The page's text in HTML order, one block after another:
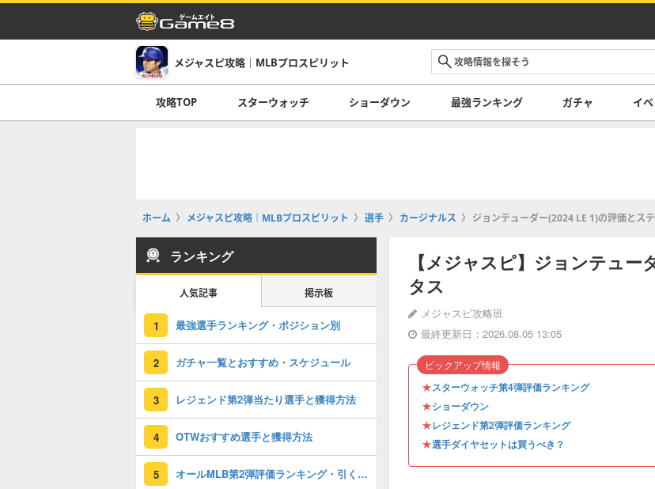
メジャスピ攻略｜MLBプロスピリット
攻略TOP スターウォッチ ショーダウン 最強ランキング ガチャ イ
ホーム メジャスピ攻略｜MLBプロスピリット 選手 カージナルス ジョンテューダー(2024 LE 1)の評価とス
【メジャスピ】ジョンテュー
タス
メジャスピ攻略班
最終更新日：2026.08.05 13:05
★スターウォッチ第4弾評価ランキング
★ショーダウン
★レジェンド第2弾評価ランキング
★選手ダイヤセットは買うべき？
ピックアップ情報
ランキング
人気記事 掲示板
1 最強選手ランキング・ポジション別
2 ガチャ一覧とおすすめ・スケジュール
3 レジェンド第2弾当たり選手と獲得方法
4 OTWおすすめ選手と獲得方法
5 オールMLB第2弾評価ランキング・引くべき？